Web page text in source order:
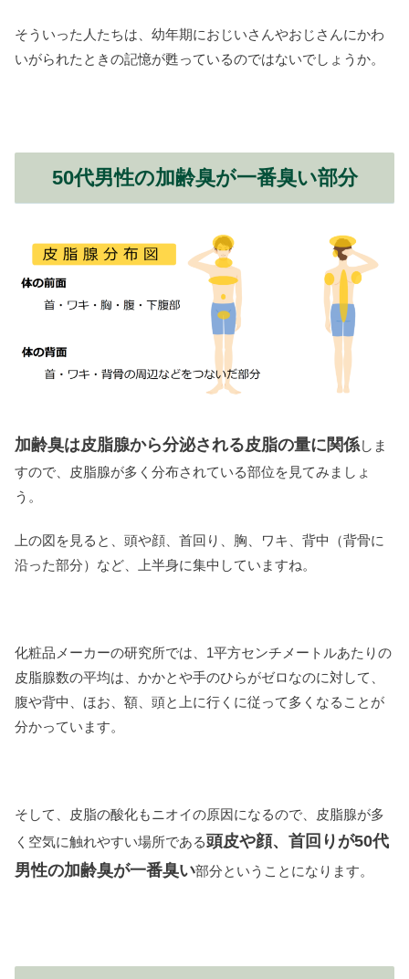
そういった人たちは、幼年期におじいさんやおじさんにかわ
いがられたときの記憶が甦っているのではないでしょうか。
50代男性の加齢臭が一番臭い部分
加齢臭は皮脂腺から分泌される皮脂の量に関係しま
すので、皮脂腺が多く分布されている部位を見てみましょ
う。
上の図を見ると、頭や顔、首回り、胸、ワキ、背中（背骨に
沿った部分）など、上半身に集中していますね。
化粧品メーカーの研究所では、1平方センチメートルあたりの
皮脂腺数の平均は、かかとや手のひらがゼロなのに対して、
腹や背中、ほお、額、頭と上に行くに従って多くなることが
分かっています。
そして、皮脂の酸化もニオイの原因になるので、皮脂腺が多
く空気に触れやすい場所である頭皮や顔、首回りが50代
男性の加齢臭が一番臭い部分ということになります。